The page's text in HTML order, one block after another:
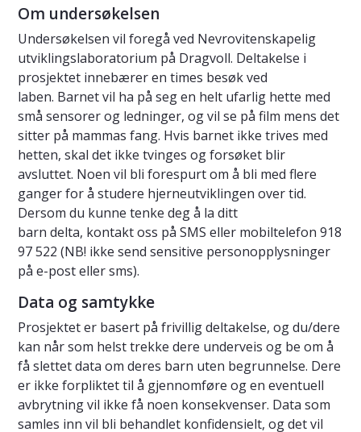
Om undersøkelsen
Undersøkelsen vil foregå ved Nevrovitenskapelig
utviklingslaboratorium på Dragvoll. Deltakelse i
prosjektet innebærer en times besøk ved
laben. Barnet vil ha på seg en helt ufarlig hette med
små sensorer og ledninger, og vil se på film mens det
sitter på mammas fang. Hvis barnet ikke trives med
hetten, skal det ikke tvinges og forsøket blir
avsluttet. Noen vil bli forespurt om å bli med flere
ganger for å studere hjerneutviklingen over tid.
Dersom du kunne tenke deg å la ditt
barn delta, kontakt oss på SMS eller mobiltelefon 918
97 522 (NB! ikke send sensitive personopplysninger
på e-post eller sms).
Data og samtykke
Prosjektet er basert på frivillig deltakelse, og du/dere
kan når som helst trekke dere underveis og be om å
få slettet data om deres barn uten begrunnelse. Dere
er ikke forpliktet til å gjennomføre og en eventuell
avbrytning vil ikke få noen konsekvenser. Data som
samles inn vil bli behandlet konfidensielt, og det vil